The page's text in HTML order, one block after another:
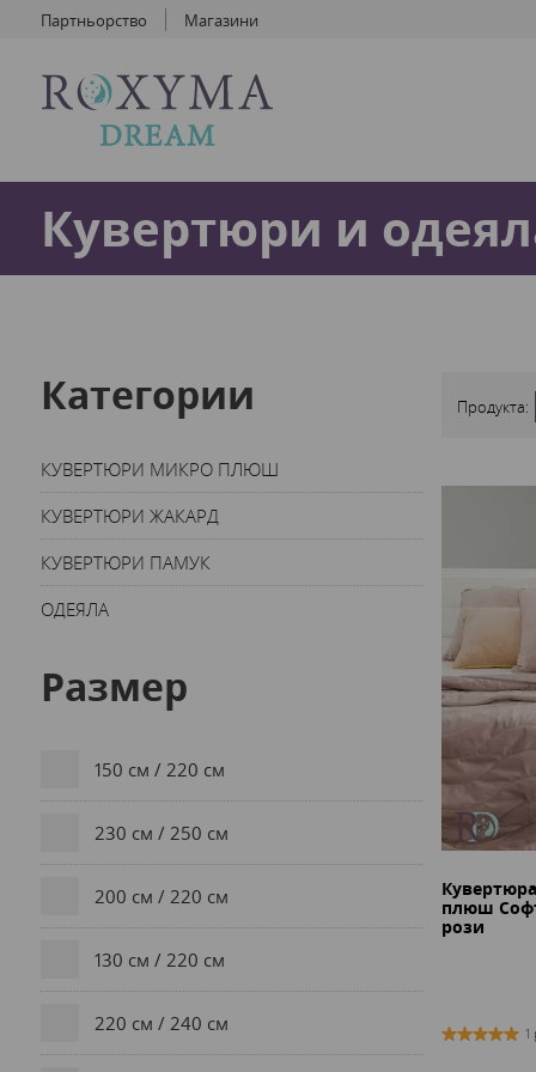
Партньорство Магазини
Кувертюри и
Категории
КУВЕРТЮРИ МИКРО ПЛЮШ
КУВЕРТЮРИ ЖАКАРД
КУВЕРТЮРИ ПАМУК
ОДЕЯЛА
Размер
150 см / 220 см
230 см / 250 см
200 см / 220 см
130 см / 220 см
220 см / 240 см
Продукта:
плюш
рози
1